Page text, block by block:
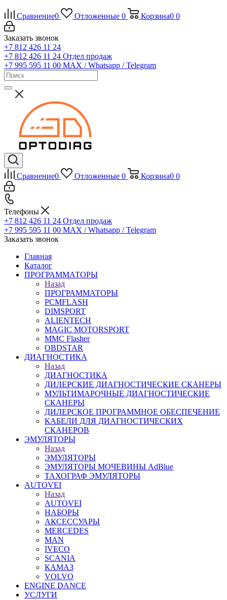
Сравнение0 Отложенные 0 Корзина0 0
Заказать звонок
+7 812 426 11 24
+7 812 426 11 24 Отдел продаж
+7 995 595 11 00 MAX / Whatsapp / Telegram
Сравнение0 Отложенные 0 Корзина0 0
Телефоны
+7 812 426 11 24 Отдел продаж
+7 995 595 11 00 MAX / Whatsapp / Telegram
Заказать звонок
Главная
Каталог
ПРОГРАММАТОРЫ
Назад
ПРОГРАММАТОРЫ
PCMFLASH
DIMSPORT
ALIENTECH
MAGIC MOTORSPORT
MMC Flasher
OBDSTAR
ДИАГНОСТИКА
Назад
ДИАГНОСТИКА
ДИЛЕРСКИЕ ДИАГНОСТИЧЕСКИЕ СКАНЕРЫ
МУЛЬТИМАРОЧНЫЕ ДИАГНОСТИЧЕСКИЕ
СКАНЕРЫ
ДИЛЕРСКОЕ ПРОГРАММНОЕ ОБЕСПЕЧЕНИЕ
КАБЕЛИ ДЛЯ ДИАГНОСТИЧЕСКИХ
СКАНЕРОВ
ЭМУЛЯТОРЫ
Назад
ЭМУЛЯТОРЫ
ЭМУЛЯТОРЫ МОЧЕВИНЫ АdBlue
ТАХОГРАФ ЭМУЛЯТОРЫ
AUTOVEI
Назад
AUTOVEI
НАБОРЫ
АКСЕССУАРЫ
MERCEDES
MAN
IVECO
SCANIA
КАМАЗ
VOLVO
ENGINE DANCE
УСЛУГИ